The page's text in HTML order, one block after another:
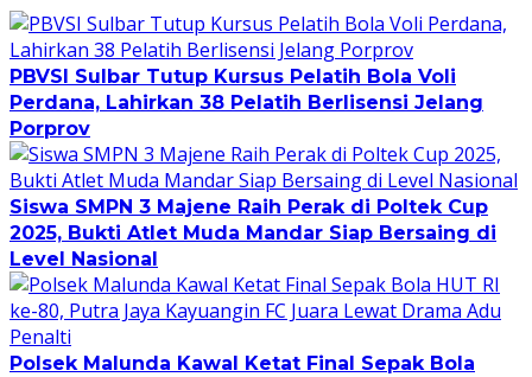
PBVSI Sulbar Tutup Kursus Pelatih Bola Voli
Perdana, Lahirkan 38 Pelatih Berlisensi Jelang
Porprov
Siswa SMPN 3 Majene Raih Perak di Poltek Cup
2025, Bukti Atlet Muda Mandar Siap Bersaing di
Level Nasional
Polsek Malunda Kawal Ketat Final Sepak Bola